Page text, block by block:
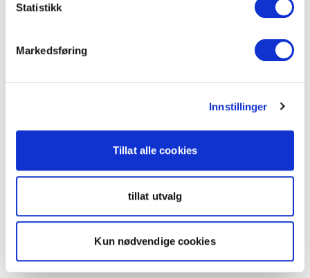
Statistikk
Markedsføring
Innstillinger
Tillat alle cookies
tillat utvalg
Kun nødvendige cookies